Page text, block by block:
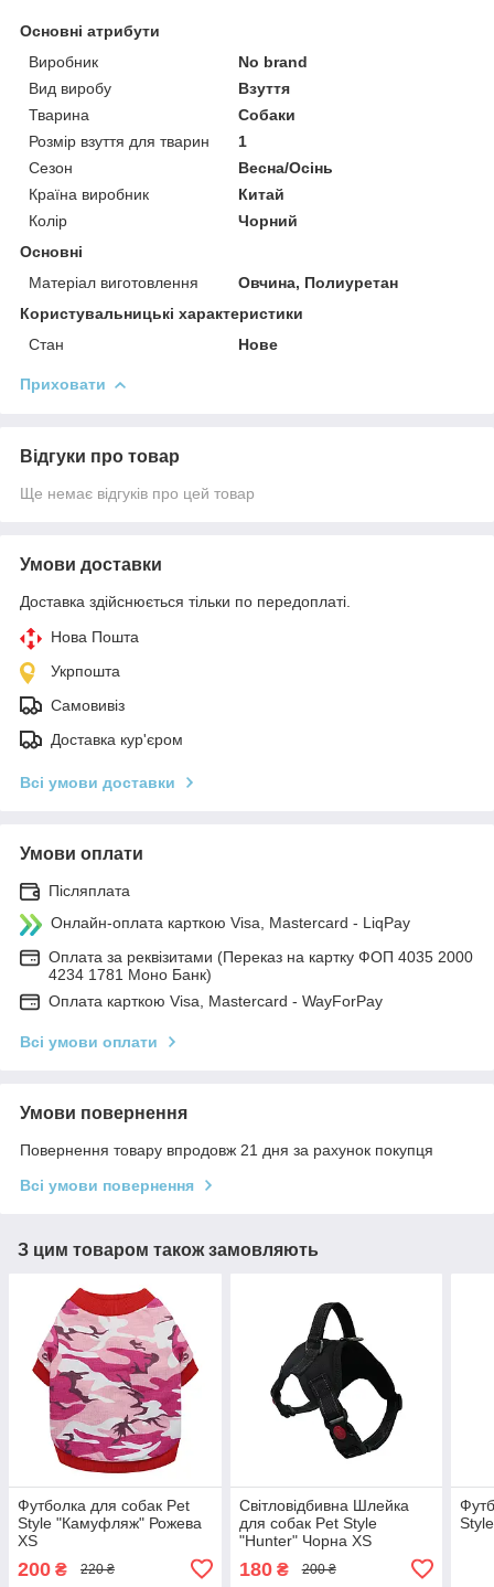
Основні атрибути
Виробник
No brand
Вид виробу
Взуття
Тварина
Собаки
Розмір взуття для тварин
1
Сезон
Весна/Осінь
Країна виробник
Китай
Колір
Чорний
Основні
Матеріал виготовлення
Овчина, Полиуретан
Користувальницькі характеристики
Стан
Нове
Приховати
Відгуки про товар
Ще немає відгуків про цей товар
Умови доставки
Доставка здійснюється тільки по передоплаті.
Нова Пошта
Укрпошта
Самовивіз
Доставка кур'єром
Всі умови доставки
Умови оплати
Післяплата
Онлайн-оплата карткою Visa, Mastercard - LiqPay
Оплата за реквізитами (Переказ на картку ФОП 4035 2000
4234 1781 Моно Банк)
Оплата карткою Visa, Mastercard - WayForPay
Всі умови оплати
Умови повернення
Повернення товару впродовж 21 дня за рахунок покупця
Всі умови повернення
З цим товаром також замовляють
Футболка для собак Pet
Style "Камуфляж" Рожева
XS
200 ₴ 220 ₴
Світловідбивна Шлейка
для собак Pet Style
"Hunter" Чорна XS
180₴ 200 ₴